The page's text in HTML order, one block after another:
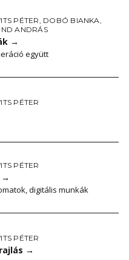
PÉTER, DOBÓ BIANKA,
ANDRÁS
→
együtt
PÉTER
PÉTER
→
digitális munkák
PÉTER
→